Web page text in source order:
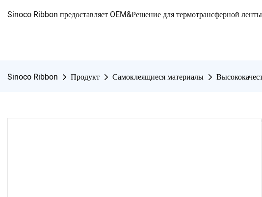
Sinoco Ribbon предоставляет OEM&Решение для термотрансферной
Sinoco Ribbon Продукт Самоклеящиеся материалы